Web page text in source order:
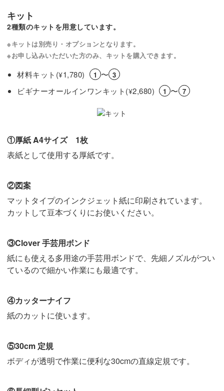
キット
2種類のキットを用意しています。
※キットは別売り・オプションとなります。
※お申し込みいただいた方のみ、キットを購入できます。
材料キット(¥1,780) 1 〜 3
ビギナーオールインワンキット(¥2,680) 1 〜 7
①厚紙 A4サイズ 1枚
表紙として使用する厚紙です。
②図案
マットタイプのインクジェット紙に印刷されています。
カットして豆本づくりにお使いください。
③Clover 手芸用ボンド
紙にも使える多用途の手芸用ボンドで、先細ノズルがつい
ているので細かい作業にも最適です。
④カッターナイフ
紙のカットに使います。
⑤30cm 定規
ボディが透明で作業に便利な30cmの直線定規です。